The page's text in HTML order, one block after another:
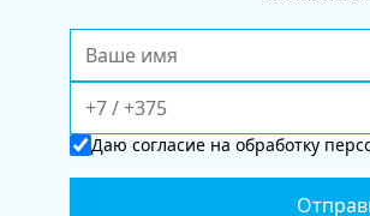
Даю согласиена обработку